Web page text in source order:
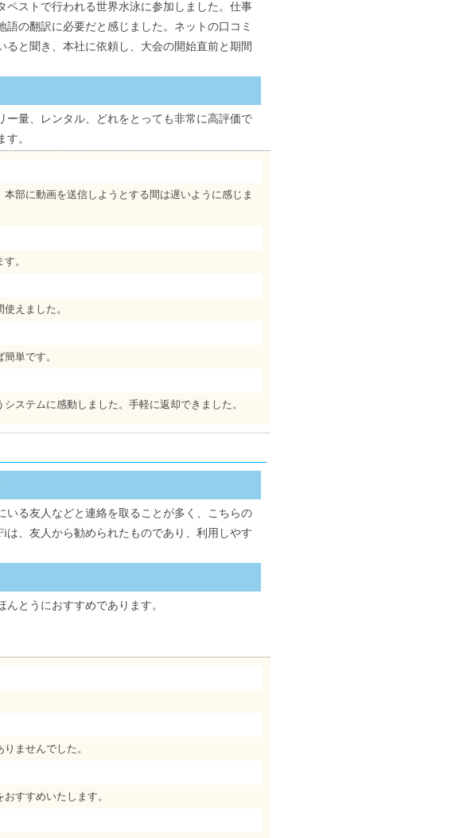
ペストで行われる世界水泳に参加しました。仕事
の翻訳に必要だと感じました。ネットの口コミ
と聞き、本社に依頼し、大会の開始直前と期間
ー量、レンタル、どれをとっても非常に高評価で
。
部に動画を送信しようとする間は遅いように感じま
。
えました。
単です。
ステムに感動しました。手軽に返却できました。
いる友人などと連絡を取ることが多く、こちらの
は、友人から勧められたものであり、利用しやす
とうにおすすめであります。
ませんでした。
すすめいたします。